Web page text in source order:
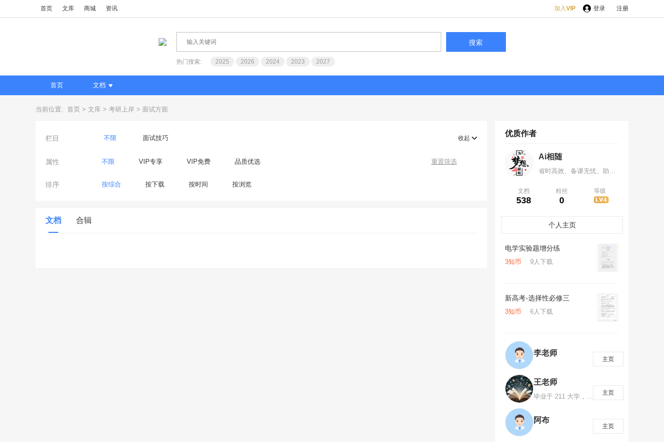
首页 文库 商城 资讯 加入VIP 登录 注册
热门搜索: 2025 2026 2024 2023 2027
搜索
首页 文档
当前位置: 首页 文库 考研上岸 面试方面
栏目 不限 面试技巧 收起
属性 不限 VIP专享 VIP免费 品质优选 重置筛选
排序 按综合 按下载 按时间 按浏览
文档 合辑
优质作者
Ai相随
省时高效、备课无忧、助力提分，让备课事半功倍 、 让学习有迹可循，分享创造价值，欢迎各位咨询，微信419376535
文档
538
粉丝
0
等级
个人主页
电学实验题增分练
3知币 9人下载
新高考-选择性必修三
3知币 6人下载
李老师
主页
王老师
毕业于 211 大学，高考数学 145 分，国家励志奖学金、国家奖学金获得者，省级优秀毕业生。有多年数学教学经验，探索出一套高效率的学习方法，总结出多种知识记忆方法，注重对学生数学思维、解题方法、解题模型的培养。知识创造财富、分享创造价值！如需咨询可添加微信1063053800
主页
阿布
主页